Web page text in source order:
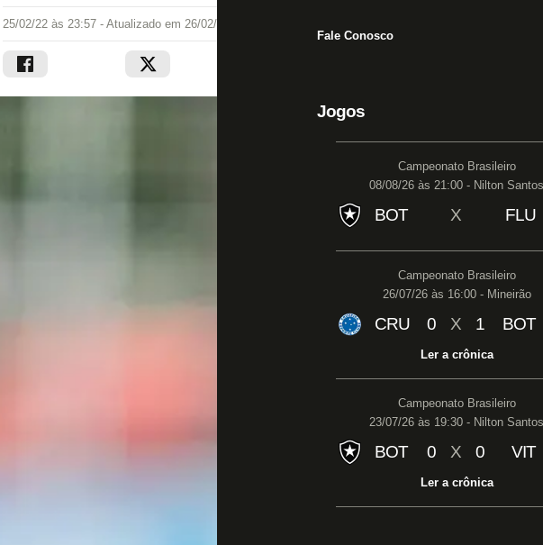
Fale Conosco
Jogos
Campeonato Brasileiro
08/08/26 às 21:00 - Nilton Santos
BOT X FLU
Campeonato Brasileiro
26/07/26 às 16:00 - Mineirão
CRU 0 X 1 BOT
Ler a crônica
Campeonato Brasileiro
23/07/26 às 19:30 - Nilton Santos
BOT 0 X 0 VIT
Ler a crônica
25/02/22 às 23:57 - Atualizado em 26/02/22 às 00:33